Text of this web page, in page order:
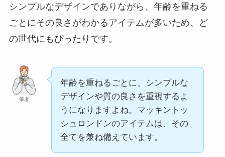
シンプルなデザインでありながら、年齢を重ねる
ごとにその良さがわかるアイテムが多いため、ど
の世代にもぴったりです。
筆者
年齢を重ねるごとに、シンプルな
デザインや質の良さを重視するよ
うになりますよね。マッキントッ
シュロンドンのアイテムは、その
全てを兼ね備えています。